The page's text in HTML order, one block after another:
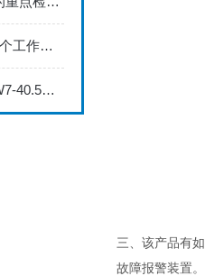
四川真空断路器的2个工作原理
35KV真空断路器ZW7-40.5说明书
三、该产品有
故障报警装置